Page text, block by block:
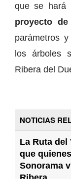
que se hará
proyecto de
parámetros
los árboles
Ribera del
NOTICIAS
La Ruta del
que
Sonorama